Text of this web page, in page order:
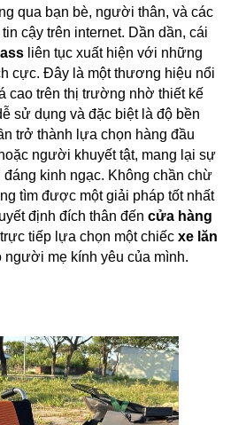
qua bạn bè, người thân, và các
cậy trên internet. Dần dần, cái
liên tục xuất hiện với những
cực. Đây là một thương hiệu nổi
cao trên thị trường nhờ thiết kế
sử dụng và đặc biệt là độ bền
trở thành lựa chọn hàng đầu
người khuyết tật, mang lại sự
đáng kinh ngạc. Không chần chừ
tìm được một giải pháp tốt nhất
định đích thân đếncửa hàng
tiếp lựa chọn một chiếcxe lăn
người mẹ kính yêu của mình.